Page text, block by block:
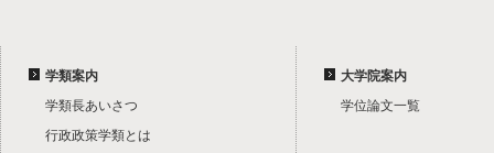
学類案内
学類長あいさつ
行政政策学類とは
大学院案内
学位論文一覧